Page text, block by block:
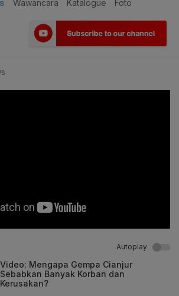
Wawancara Katalogue Foto
Autoplay
Video: Mengapa Gempa Cianjur
Sebabkan Banyak Korban dan
Kerusakan?